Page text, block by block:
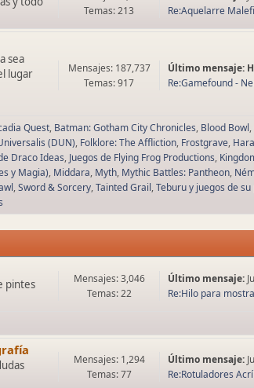
Temas: 213
Re:Aquelarre
sea
lugar
Mensajes: 187,737
Temas: 917
Último mensaje:
Re:Gamefound -
Quest Batman: Gotham City Chronicles Blood Bowl
(DUN) Folklore: The Affliction Frostgrave
Draco Ideas Juegos de Flying Frog Productions
y Magia) Middara Myth Mythic Battles: Pantheon
Sword & Sorcery Tainted Grail Teburu y juegos de
pintes
Mensajes: 3,046
Temas: 22
Último mensaje:
Re:Hilo para
Mensajes: 1,294
Temas: 77
Último mensaje:
Re:Rotuladores